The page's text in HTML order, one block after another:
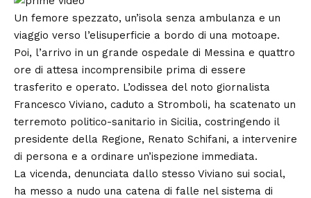
Un femore spezzato, un’isola senza ambulanza e un
viaggio verso l’elisuperficie a bordo di una motoape.
Poi, l’arrivo in un grande ospedale di Messina e quattro
ore di attesa incomprensibile prima di essere
trasferito e operato. L’odissea del noto giornalista
Francesco Viviano, caduto a Stromboli, ha scatenato un
terremoto politico-sanitario in Sicilia, costringendo il
presidente della Regione, Renato Schifani, a intervenire
di persona e a ordinare un’ispezione immediata.
La vicenda, denunciata dallo stesso Viviano sui social,
ha messo a nudo una catena di falle nel sistema di